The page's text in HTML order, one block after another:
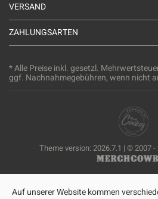
VERSAND
ZAHLUNGSARTEN
* Alle Preise inkl. gesetzl.
ggf. Nachnahmegebühren, wenn nicht
Theme version: 2026.7.1 | © 2007 -
Auf unserer Website kommen